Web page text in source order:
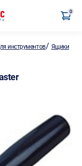
0
инструментов/ Ящики